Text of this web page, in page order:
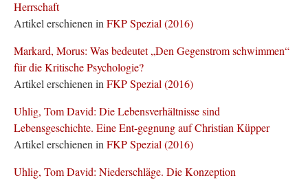
Herrschaft
Artikel erschienen in FKP Spezial (2016)
Markard, Morus: Was bedeutet „Den Gegenstrom schwimmen“
für die Kritische Psychologie?
Artikel erschienen in FKP Spezial (2016)
Uhlig, Tom David: Die Lebensverhältnisse sind
Lebensgeschichte. Eine Ent-gegnung auf Christian Küpper
Artikel erschienen in FKP Spezial (2016)
Uhlig, Tom David: Niederschläge. Die Konzeption